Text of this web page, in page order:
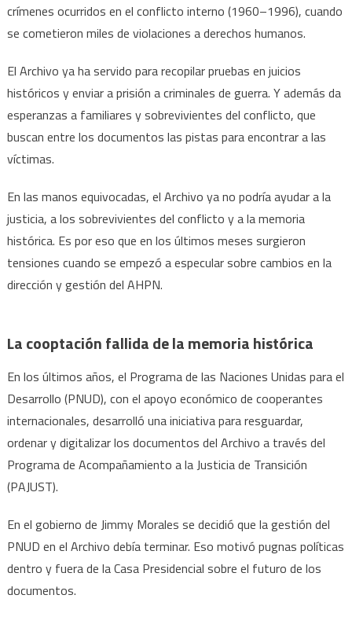
crímenes ocurridos en el conflicto interno (1960–1996), cuando
se cometieron miles de violaciones a derechos humanos.
El Archivo ya ha servido para recopilar pruebas en juicios
históricos y enviar a prisión a criminales de guerra. Y además da
esperanzas a familiares y sobrevivientes del conflicto, que
buscan entre los documentos las pistas para encontrar a las
víctimas.
En las manos equivocadas, el Archivo ya no podría ayudar a la
justicia, a los sobrevivientes del conflicto y a la memoria
histórica. Es por eso que en los últimos meses surgieron
tensiones cuando se empezó a especular sobre cambios en la
dirección y gestión del AHPN.
La cooptación fallida de la memoria histórica
En los últimos años, el Programa de las Naciones Unidas para el
Desarrollo (PNUD), con el apoyo económico de cooperantes
internacionales, desarrolló una iniciativa para resguardar,
ordenar y digitalizar los documentos del Archivo a través del
Programa de Acompañamiento a la Justicia de Transición
(PAJUST).
En el gobierno de Jimmy Morales se decidió que la gestión del
PNUD en el Archivo debía terminar. Eso motivó pugnas políticas
dentro y fuera de la Casa Presidencial sobre el futuro de los
documentos.